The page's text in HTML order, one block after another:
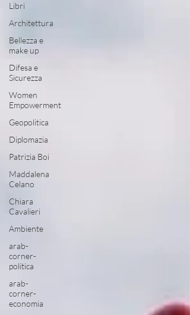
Libri
Architettura
Bellezza e
make up
Difesa e
Sicurezza
Women
Empowerment
Geopolitica
Diplomazia
Patrizia Boi
Maddalena
Celano
Chiara
Cavalieri
Ambiente
arab-
corner-
politica
arab-
corner-
economia